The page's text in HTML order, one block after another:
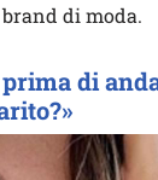
di moda.
di